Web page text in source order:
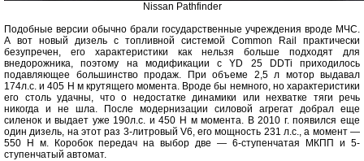
Nissan Pathfinder
Подобные версии обычно брали государственные учреждения вроде МЧС.
А вот новый дизель с топливной системой Common Rail практически
безупречен, его характеристики как нельзя больше подходят для
внедорожника, поэтому на модификации с YD 25 DDTi приходилось
подавляющее большинство продаж. При объеме 2,5 л мотор выдавал
174л.с. и 405 Н м крутящего момента. Вроде бы немного, но характеристики
его столь удачны, что о недостатке динамики или нехватке тяги речь
никогда и не шла. После модернизации силовой агрегат добрал еще
силенок и выдает уже 190л.с. и 450 Н м момента. В 2010 г. появился еще
один дизель, на этот раз 3-литровый V6, его мощность 231 л.с., а момент —
550 Н м. Коробок передач на выбор две — 6-ступенчатая МКПП и 5-
ступенчатый автомат.